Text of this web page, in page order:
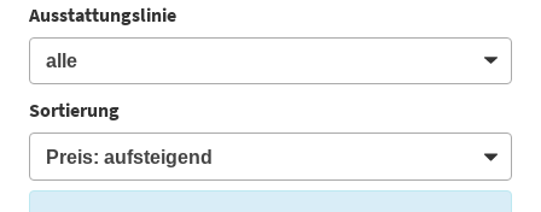
Ausstattungslinie
Sortierung